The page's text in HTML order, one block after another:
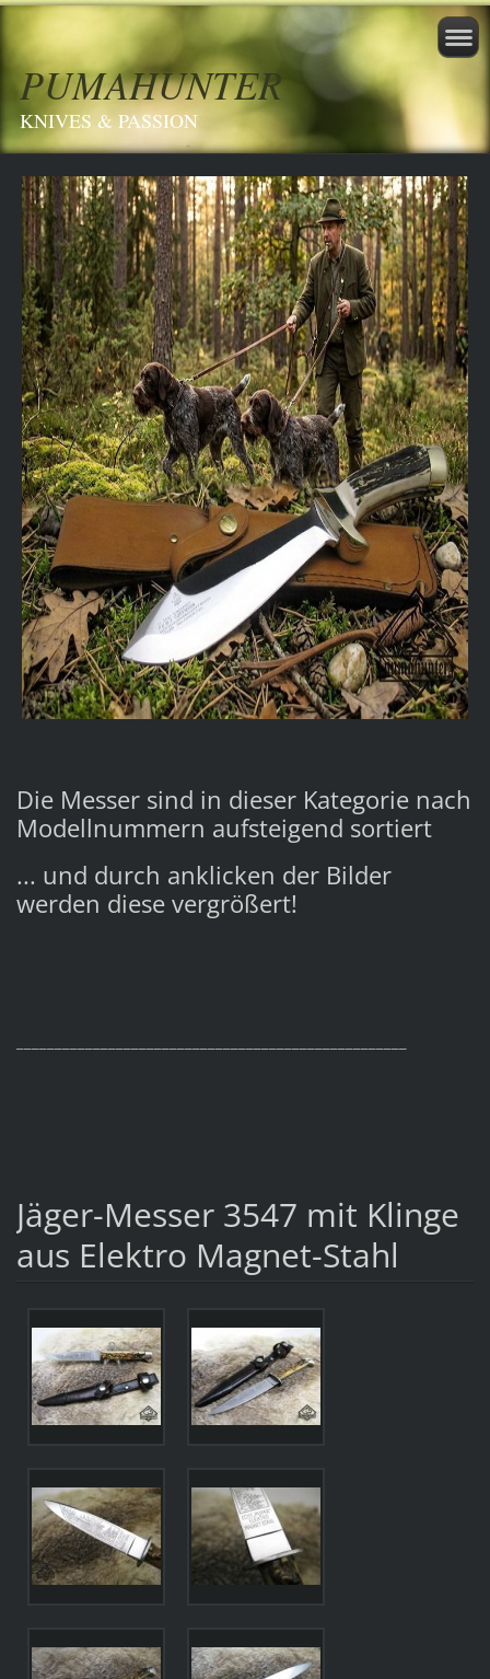
PUMAHUNTER
KNIVES & PASSION
Die Messer sind in dieser Kategorie nach
Modellnummern aufsteigend sortiert
... und durch anklicken der Bilder
werden diese vergrößert!
Jäger-Messer 3547 mit Klinge
aus Elektro Magnet-Stahl